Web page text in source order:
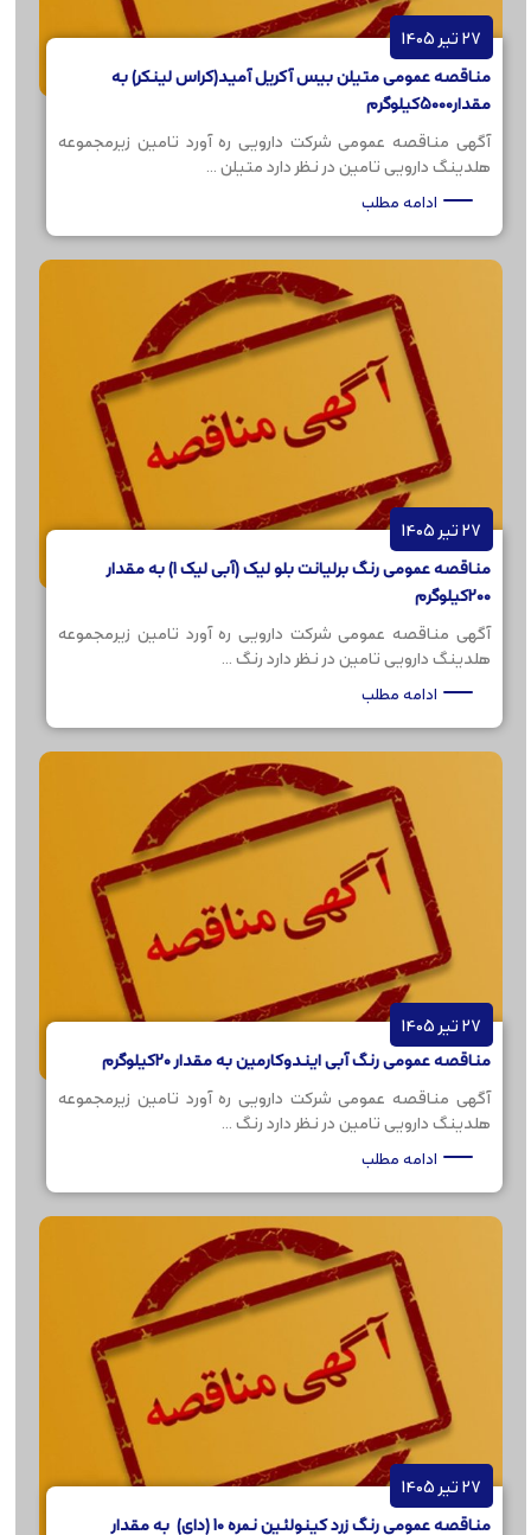
27 تیر 1405
مناقصه عمومی متیلن بیس آکریل آمید(کراس لینکر) به
مقدار5000کیلوگرم
آگهی مناقصه عمومی شرکت دارویی ره آورد تامین زیرمجموعه
هلدینگ دارویی تامین در نظر دارد متیلن ...
ادامه مطلب
27 تیر 1405
مناقصه عمومی رنگ برلیانت بلو لیک (آبی لیک 1) به مقدار
200کیلوگرم
آگهی مناقصه عمومی شرکت دارویی ره آورد تامین زیرمجموعه
هلدینگ دارویی تامین در نظر دارد رنگ ...
ادامه مطلب
27 تیر 1405
مناقصه عمومی رنگ آبی ایندوکارمین به مقدار 20کیلوگرم
آگهی مناقصه عمومی شرکت دارویی ره آورد تامین زیرمجموعه
هلدینگ دارویی تامین در نظر دارد رنگ ...
ادامه مطلب
27 تیر 1405
مناقصه عمومی رنگ زرد کینولئین نمره 10 (دای) به مقدار